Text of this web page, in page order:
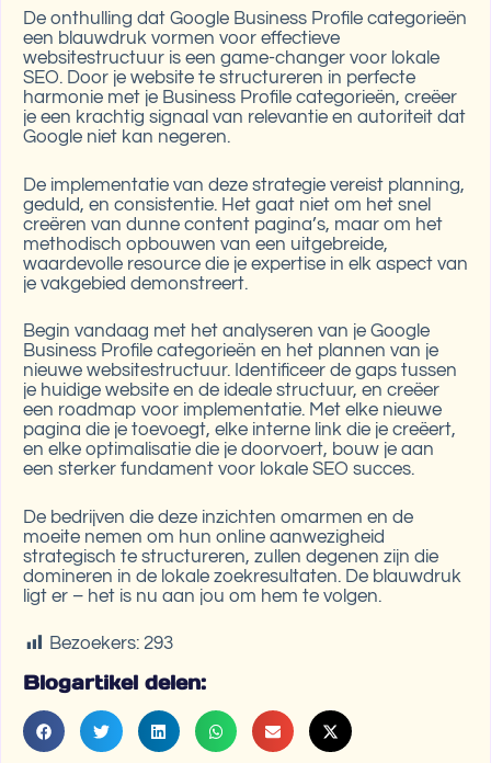
De onthulling dat Google Business Profile categorieën
een blauwdruk vormen voor effectieve
websitestructuur is een game-changer voor lokale
SEO. Door je website te structureren in perfecte
harmonie met je Business Profile categorieën, creëer
je een krachtig signaal van relevantie en autoriteit dat
Google niet kan negeren.
De implementatie van deze strategie vereist planning,
geduld, en consistentie. Het gaat niet om het snel
creëren van dunne content pagina’s, maar om het
methodisch opbouwen van een uitgebreide,
waardevolle resource die je expertise in elk aspect van
je vakgebied demonstreert.
Begin vandaag met het analyseren van je Google
Business Profile categorieën en het plannen van je
nieuwe websitestructuur. Identificeer de gaps tussen
je huidige website en de ideale structuur, en creëer
een roadmap voor implementatie. Met elke nieuwe
pagina die je toevoegt, elke interne link die je creëert,
en elke optimalisatie die je doorvoert, bouw je aan
een sterker fundament voor lokale SEO succes.
De bedrijven die deze inzichten omarmen en de
moeite nemen om hun online aanwezigheid
strategisch te structureren, zullen degenen zijn die
domineren in de lokale zoekresultaten. De blauwdruk
ligt er – het is nu aan jou om hem te volgen.
Bezoekers: 293
Blogartikel delen: